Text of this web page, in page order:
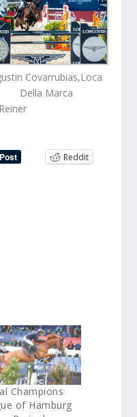
Covarrubias,Loca
Della Marca
Reddit
Champions
of Hamburg